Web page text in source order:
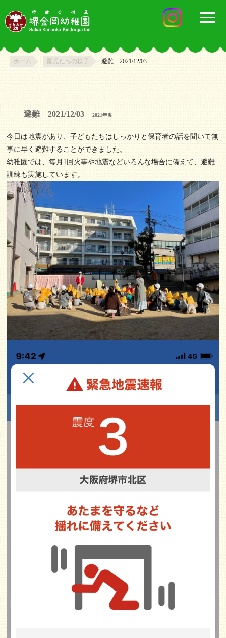
ホーム 園児たちの様子 避難 2021/12/03
避難 2021/12/032021年度
今日は地震があり、子どもたちはしっかりと保育者の話を聞いて無
事に早く避難することができました。
幼稚園では、毎月1回火事や地震などいろんな場合に備えて、避難
訓練も実施しています。